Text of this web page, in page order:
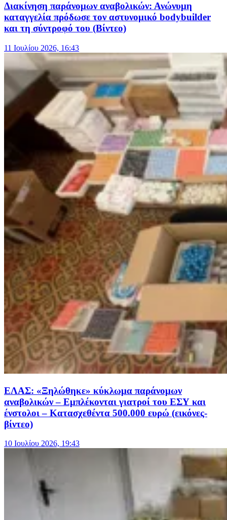
Διακίνηση παράνομων αναβολικών: Ανώνυμη
καταγγελία πρόδωσε τον αστυνομικό bodybuilder
και τη σύντροφό του (Βίντεο)
11 Ιουλίου 2026, 16:43
ΕΛΑΣ: «Ξηλώθηκε» κύκλωμα παράνομων
αναβολικών – Εμπλέκονται γιατροί του ΕΣΥ και
ένστολοι – Κατασχεθέντα 500.000 ευρώ (εικόνες-
βίντεο)
10 Ιουλίου 2026, 19:43